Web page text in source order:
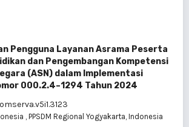
Pengguna Layanan Asrama Peserta
dan Pengembangan Kompetensi
(ASN) dalam Implementasi
000.2.4–1294 Tahun 2024
, PPSDM Regional Yogyakarta, Indonesia